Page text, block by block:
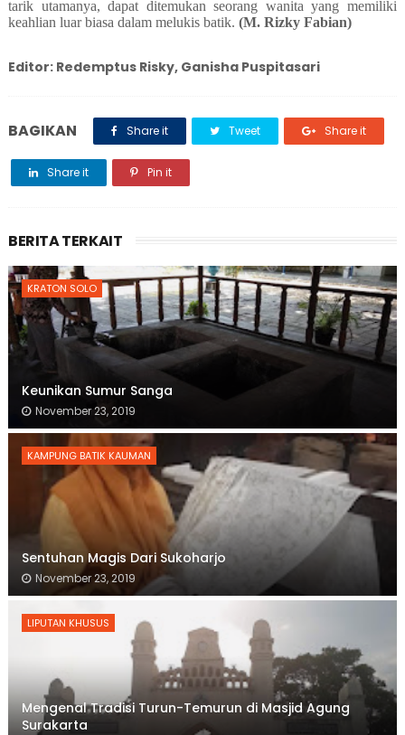
tarik utamanya, dapat ditemukan seorang wanita yang memiliki
keahlian luar biasa dalam melukis batik. (M. Rizky Fabian)
Editor: Redemptus Risky, Ganisha Puspitasari
BAGIKAN Share it Tweet Share it
Share it Pin it
BERITA TERKAIT
KRATON SOLO
Keunikan Sumur Sanga
November 23, 2019
KAMPUNG BATIK KAUMAN
Sentuhan Magis Dari Sukoharjo
November 23, 2019
LIPUTAN KHUSUS
Mengenal Tradisi Turun-Temurun di Masjid Agung
Surakarta